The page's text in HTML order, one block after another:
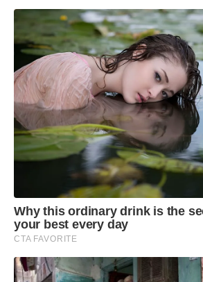
Why this ordinary drink is the
your best every day
CTA FAVORITE